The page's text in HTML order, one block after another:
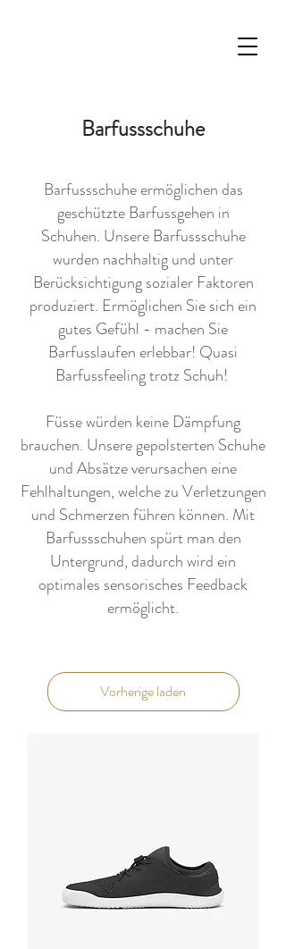
Barfussschuhe
Barfussschuhe ermöglichen das
geschützte Barfussgehen in
Schuhen. Unsere Barfussschuhe
wurden nachhaltig und unter
Berücksichtigung sozialer Faktoren
produziert. Ermöglichen Sie sich ein
gutes Gefühl - machen Sie
Barfusslaufen erlebbar! Quasi
Barfussfeeling trotz Schuh!
Füsse würden keine Dämpfung
brauchen. Unsere gepolsterten Schuhe
und Absätze verursachen eine
Fehlhaltungen, welche zu Verletzungen
und Schmerzen führen können. Mit
Barfussschuhen spürt man den
Untergrund, dadurch wird ein
optimales sensorisches Feedback
ermöglicht.
Vorherige laden